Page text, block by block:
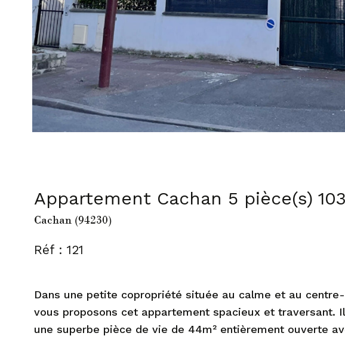
Appartement Cachan 5 pièce(s)
Cachan (94230)
Réf : 121
Dans une petite copropriété située au calme et au
vous proposons cet appartement spacieux et traversant.
une superbe pièce de vie de 44m² entièrement ouverte